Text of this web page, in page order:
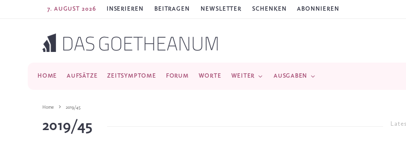
7. AUGUST 2026 INSERIEREN BEITRAGEN NEWSLETTER SCHENKEN ABONNIEREN
HOME AUFSÄTZE ZEITSYMPTOME FORUM WORTE WEITER AUSGABEN
Home 2019/45
2019/45